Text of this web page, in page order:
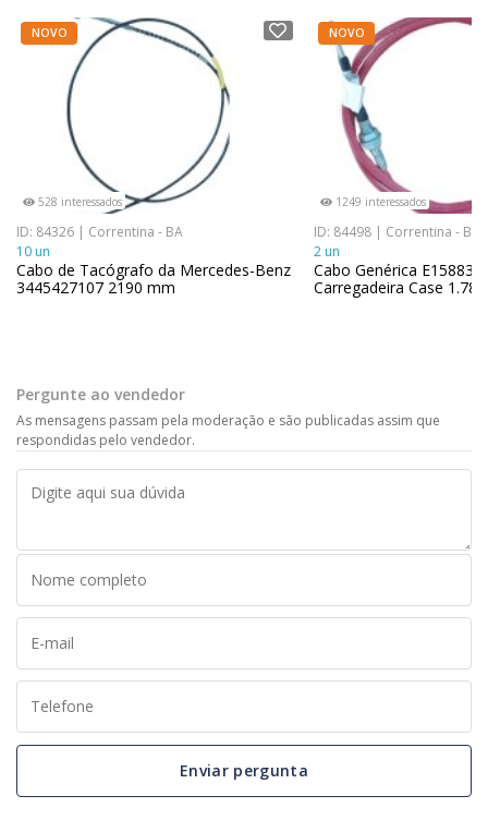
NOVO
528 interessados
ID: 84326 | Correntina - BA
10 un
Cabo de Tacógrafo da Mercedes-Benz
3445427107 2190 mm
NOVO
1249 interessados
ID: 84498 | Correntina - BA
2 un
Cabo Genérica E158833
Carregadeira Case
Pergunte ao vendedor
As mensagens passam pela moderação e são publicadas assim que
respondidas pelo vendedor.
Enviar pergunta